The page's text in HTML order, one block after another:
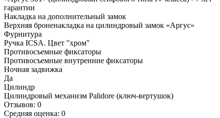
гарантии
Накладка на дополнительный замок
Верхняя броненакладка на цилиндровый замок «Аргус»
Фурнитура
Ручка ICSA. Цвет "хром"
Противосъемные фиксаторы
Противосъемные внутренние фиксаторы
Ночная задвижка
Да
Цилиндр
Цилиндровый механизм Palidore (ключ-вертушок)
Отзывов: 0
Средняя оценка: 0